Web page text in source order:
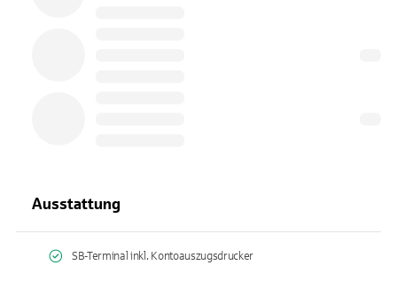
Ausstattung
SB-Terminal inkl. Kontoauszugsdrucker